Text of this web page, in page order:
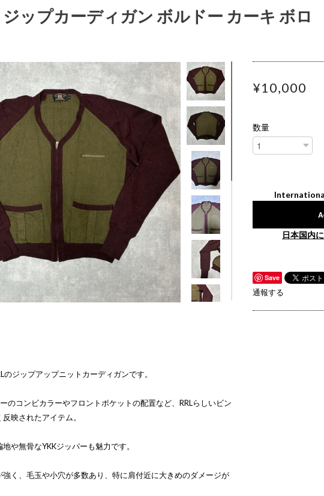
ジップカーディガン ボルドー カーキ ボ
のジップアップニットカーディガンです。
のコンビカラーやフロントポケットの配置など、RRLらしいビン
映されたアイテム。
や無骨なYKKジッパーも魅力です。
強く、毛玉や小穴が多数あり、特に肩付近に大きめのダメージが
¥10,000
数量
日本国内
Save
通報する